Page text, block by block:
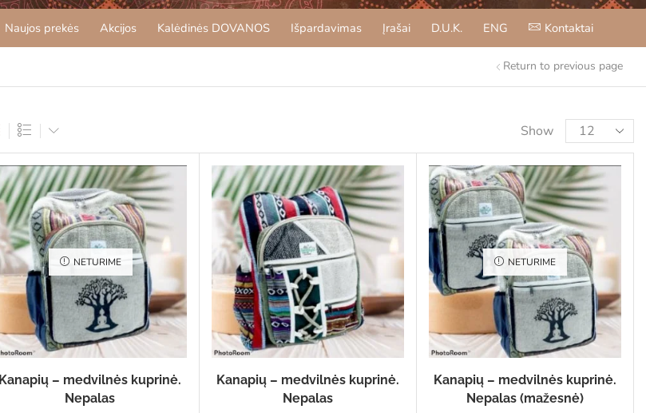
Naujos prekės Akcijos Kalėdinės DOVANOS Išpardavimas Įrašai D.U.K. ENG Kontaktai
Return to previous page
Show
NETURIME
Kanapių – medvilnės kuprinė.
Nepalas
Kanapių – medvilnės kuprinė.
Nepalas
NETURIME
Kanapių – medvilnės kuprinė.
Nepalas (mažesnė)